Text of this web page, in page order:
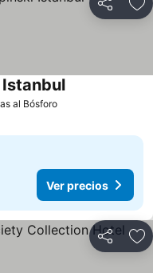
Compartir
al Bósforo
Istanbul
Ver precios
Compartir